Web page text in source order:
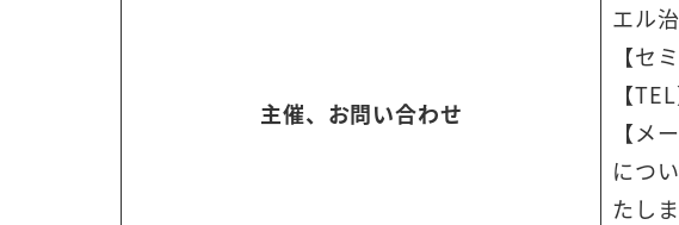
主催、お問い合わせ
エル
【セ
【
【メ
につ
たしま